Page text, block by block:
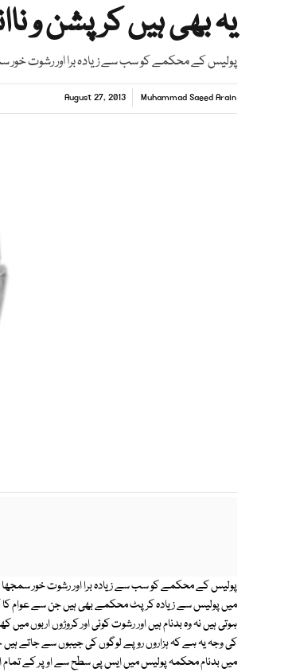
یہ بھی ہیں کرپشن و
پولیس کے محکمے کو سب سے زیادہ برا اور رشوت
Muhammad Saeed Arain
August 27, 2013
پولیس کے محکمے کو سب سے زیادہ برا اور رشوت خور
میں پولیس سے زیادہ کرپٹ محکمے بھی ہیں جن سے عوام کا
ہوتی ہیں نہ وہ بدنام ہیں اور رشوت کوئی اور کروڑوں
کی وجہ یہ ہے کہ ہزاروں روپے لوگوں کی جیبوں سے جاتے
میں بدنام محکمہ پولیس میں ایس پی سطح سے اوپر کے تمام